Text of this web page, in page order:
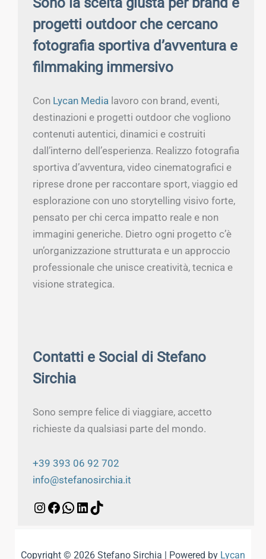
progetti outdoor che cercano
fotografia sportiva d’avventura e
filmmaking immersivo
Con Lycan Media lavoro con brand, eventi,
destinazioni e progetti outdoor che vogliono
contenuti autentici, dinamici e costruiti
dall’interno dell’esperienza. Realizzo fotografia
sportiva d’avventura, video cinematografici e
riprese drone per raccontare sport, viaggio ed
esplorazione con uno storytelling visivo forte,
pensato per chi cerca impatto reale e non
immagini generiche. Dietro ogni progetto c’è
un’organizzazione strutturata e un approccio
professionale che unisce creatività, tecnica e
visione strategica.
Contatti e Social di Stefano
Sirchia
Sono sempre felice di viaggiare, accetto
richieste da qualsiasi parte del mondo.
+39 393 06 92 702
info@stefanosirchia.it
Copyright © 2026 Stefano Sirchia | Powered by Lycan